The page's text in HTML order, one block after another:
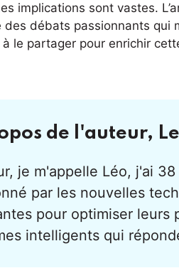
implications sont vastes.
débats passionnants qui
le partager pour enrichir
de l'auteur,
je m'appelle Léo, j'ai
par les nouvelles
pour optimiser leurs
intelligents qui